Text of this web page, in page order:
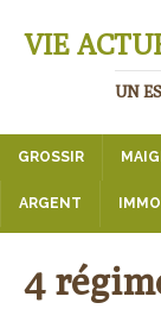
VIE
UN
GROSSIR
ARGENT
4